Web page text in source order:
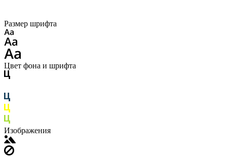
Размер шрифта
Цвет фона и шрифта
Изображения